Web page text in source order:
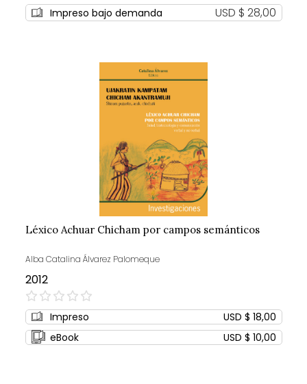
Impreso bajo demanda
USD $ 28,00
Léxico Achuar Chicham por campos semánticos
Alba Catalina Álvarez Palomeque
2012
0%
Impreso
USD $ 18,00
eBook
USD $ 10,00